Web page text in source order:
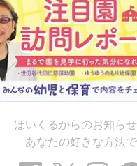
ほいくるからのお知ら
あなたの好きな方法で